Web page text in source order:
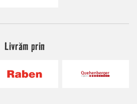
Livrăm prin